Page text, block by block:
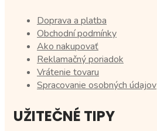
Doprava a platba
Obchodní podmínky
Ako nakupovať
Reklamačný poriadok
Vrátenie tovaru
Spracovanie osobných údajov
UŽITEČNÉ TIPY